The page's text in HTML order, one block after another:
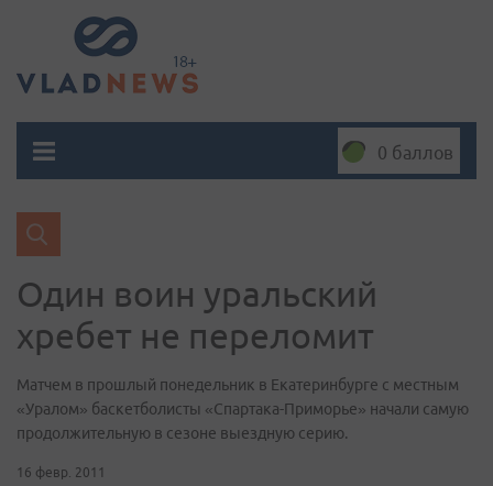
0 баллов
Один воин уральский
хребет не переломит
Матчем в прошлый понедельник в Екатеринбурге с местным
«Уралом» баскетболисты «Спартака-Приморье» начали самую
продолжительную в сезоне выездную серию.
16 февр. 2011